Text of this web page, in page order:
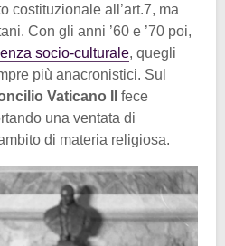
costituzionale all’art.7, ma
Con gli anni ’60 e ’70 poi,
socio-culturale, quegli
più anacronistici. Sul
Vaticano II
fece
una ventata di
di materia religiosa.